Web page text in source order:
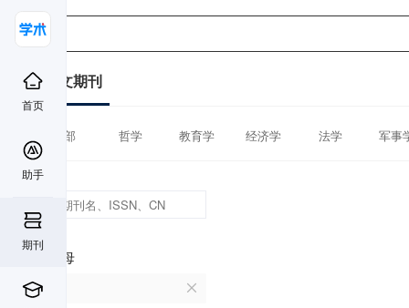
首页
助手
期刊
中文期刊
全部 哲学 教育学 经济学 法学 军事
首字母
W